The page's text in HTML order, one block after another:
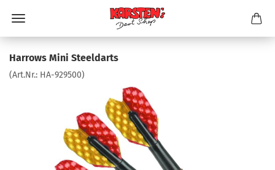
Harrows Mini Steeldarts
(Art.Nr.: HA-929500)